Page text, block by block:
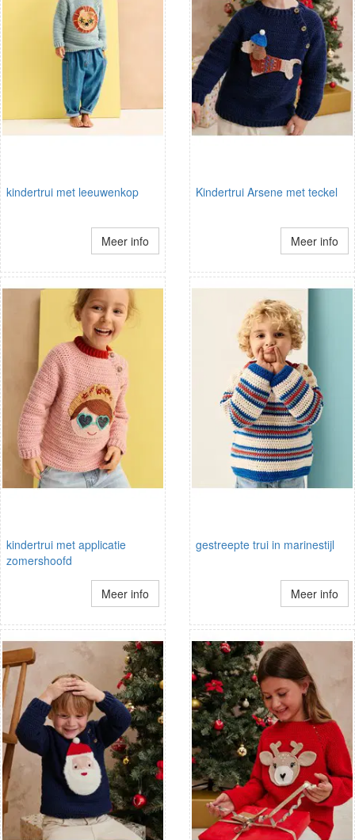
kindertrui met leeuwenkop
Meer info
Kindertrui Arsene met teckel
Meer info
kindertrui met applicatie
zomershoofd
Meer info
gestreepte trui in marinestijl
Meer info